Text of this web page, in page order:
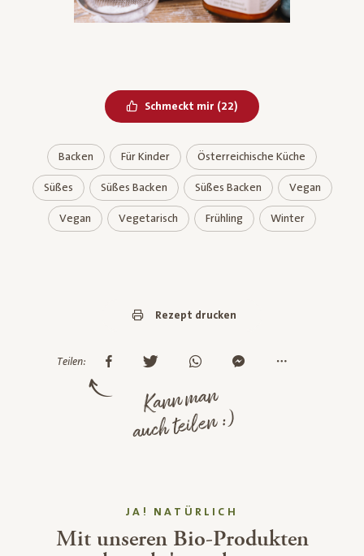
Schmeckt mir Bereits geliked
(22)
Backen Für Kinder Österreichische Küche
Süßes Süßes Backen Süßes Backen Vegan
Vegan Vegetarisch Frühling Winter
Rezept drucken
Teilen:
Kann man
auch teilen :)
JA! NATÜRLICH
Mit unseren Bio-Produkten